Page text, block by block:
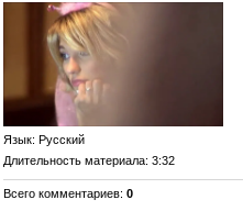
Язык: Русский
Длительность материала: 3:32
Всего комментариев: 0